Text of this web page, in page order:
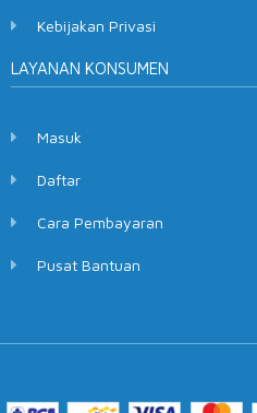
Kebijakan Privasi
LAYANAN KONSUMEN
Masuk
Daftar
Cara Pembayaran
Pusat Bantuan